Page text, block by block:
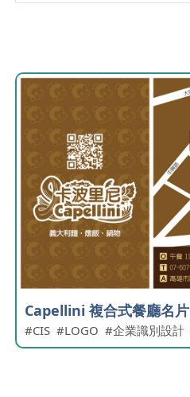
Capellini 複合式餐廳名片
CIS LOGO 企業識別設計